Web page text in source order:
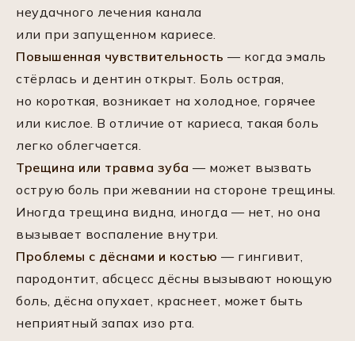
неудачного лечения канала
или при запущенном кариесе.
Повышенная чувствительность — когда эмаль
стёрлась и дентин открыт. Боль острая,
но короткая, возникает на холодное, горячее
или кислое. В отличие от кариеса, такая боль
легко облегчается.
Трещина или травма зуба — может вызвать
острую боль при жевании на стороне трещины.
Иногда трещина видна, иногда — нет, но она
вызывает воспаление внутри.
Проблемы с дёснами и костью — гингивит,
пародонтит, абсцесс дёсны вызывают ноющую
боль, дёсна опухает, краснеет, может быть
неприятный запах изо рта.